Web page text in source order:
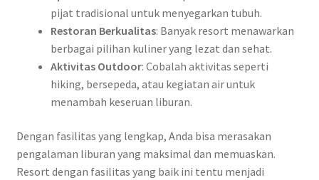
pijat tradisional untuk menyegarkan tubuh.
Restoran Berkualitas: Banyak resort menawarkan
berbagai pilihan kuliner yang lezat dan sehat.
Aktivitas Outdoor: Cobalah aktivitas seperti
hiking, bersepeda, atau kegiatan air untuk
menambah keseruan liburan.
Dengan fasilitas yang lengkap, Anda bisa merasakan
pengalaman liburan yang maksimal dan memuaskan.
Resort dengan fasilitas yang baik ini tentu menjadi